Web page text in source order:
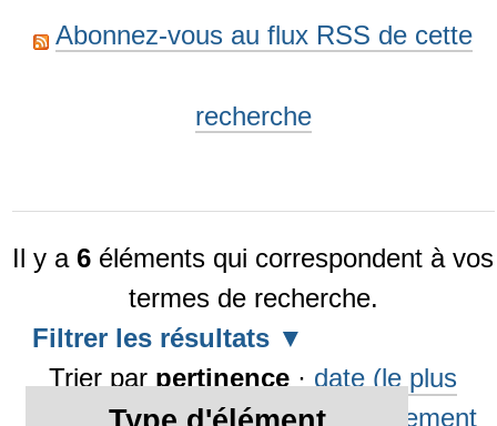
Abonnez-vous au flux RSS de cette
recherche
Il y a6 éléments qui correspondent à vos
termes de recherche.
Filtrer les résultats
Trier par pertinence · date (le plus
récent en premier) · alphabétiquement